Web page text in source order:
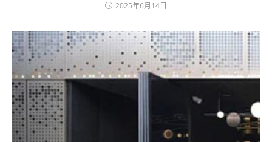
2025年6月14日